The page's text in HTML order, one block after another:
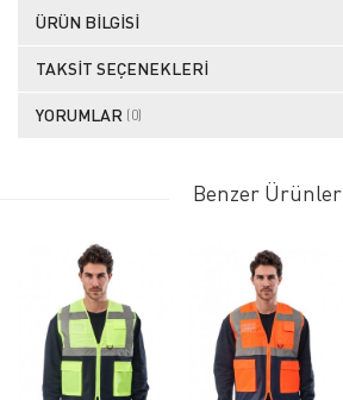
ÜRÜN BILGISI
TAKSIT SEÇENEKLERI
YORUMLAR (0)
Benzer Ürünler